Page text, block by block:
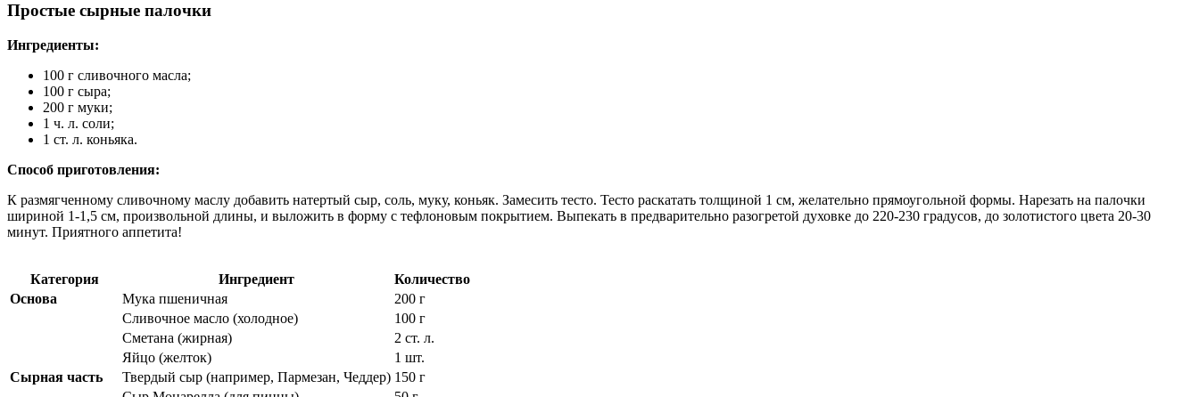
Простые сырные палочки
Ингредиенты:
100 г сливочного масла;
100 г сыра;
200 г муки;
1 ч. л. соли;
1 ст. л. коньяка.
Способ приготовления:
К размягченному сливочному маслу добавить натертый сыр, соль, муку, коньяк. Замесить тесто. Тесто раскатать толщиной 1 см, желательно прямоугольной формы. Нарезать на палочки
шириной 1-1,5 см, произвольной длины, и выложить в форму с тефлоновым покрытием. Выпекать в предварительно разогретой духовке до 220-230 градусов, до золотистого цвета 20-30
минут. Приятного аппетита!
Категория Ингредиент
Количество
Основа
Мука пшеничная
200 г
Сливочное масло (холодное)
100 г
Сметана (жирная)
2 ст. л.
Яйцо (желток)
1 шт.
Сырная часть
Твердый сыр (например, Пармезан, Чеддер) 150 г